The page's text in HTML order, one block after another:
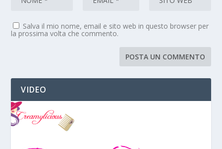
Salva il mio nome, email e sito web in questo browser per
la prossima volta che commento.
VIDEO